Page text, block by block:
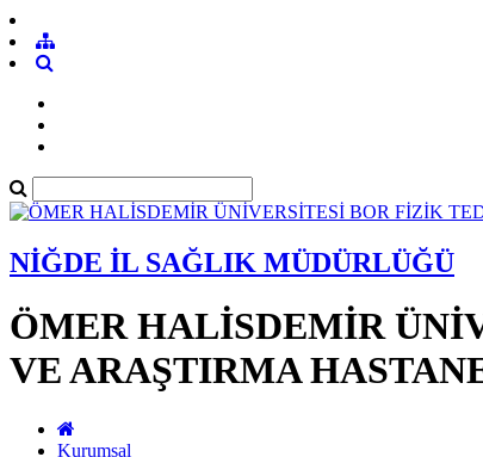
NİĞDE İL SAĞLIK MÜDÜRLÜĞÜ
ÖMER HALİSDEMİR
VE ARAŞTIRMA
Kurumsal